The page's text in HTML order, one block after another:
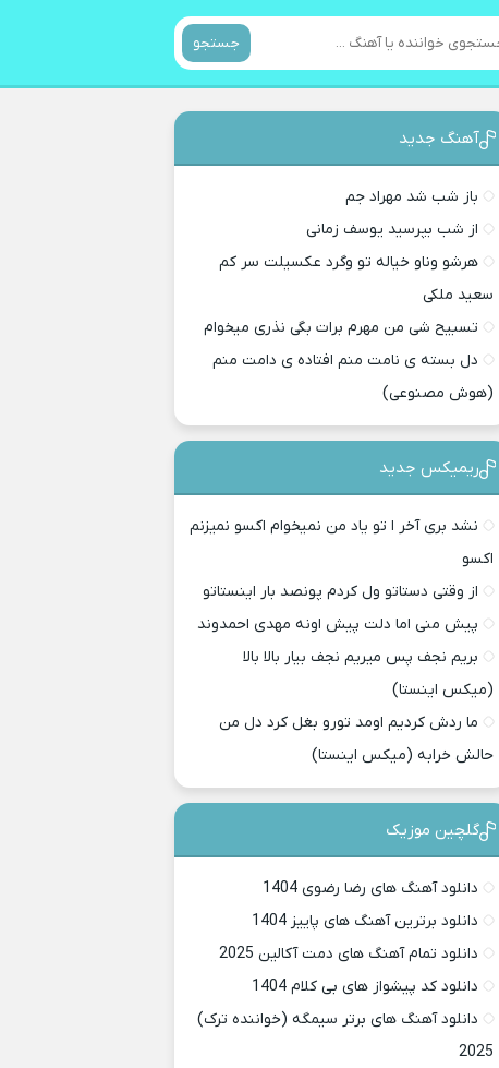
جستجو
آهنگ جدید
باز شب شد مهراد جم
از شب بپرسید یوسف زمانی
هرشو وناو خیاله تو وگرد عکسیلت سر کم
سعید ملکی
تسبیح شی من مهرم برات بگی نذری میخوام
دل بسته ی نامت منم افتاده ی دامت منم
(هوش مصنوعی)
ریمیکس جدید
نشد بری آخر ا تو یاد من نمیخوام اکسو نمیزنم
اکسو
از وقتی دستاتو ول کردم پونصد بار اینستاتو
پیش منی اما دلت پیش اونه مهدی احمدوند
بریم نجف پس میریم نجف بیار بالا بالا
(میکس اینستا)
ما ردش کردیم اومد تورو بغل کرد دل من
حالش خرابه (میکس اینستا)
گلچین موزیک
دانلود آهنگ های رضا رضوی 1404
دانلود برترین آهنگ های پاییز 1404
دانلود تمام آهنگ های دمت آکالین 2025
دانلود کد پیشواز های بی کلام 1404
دانلود آهنگ های برتر سیمگه (خواننده ترک)
2025